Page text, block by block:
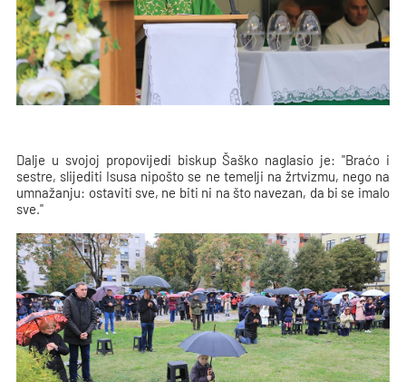
Dalje u svojoj propovijedi biskup Šaško naglasio je: "Braćo i
sestre, slijediti Isusa nipošto se ne temelji na žrtvizmu, nego na
umnažanju: ostaviti sve, ne biti ni na što navezan, da bi se imalo
sve."